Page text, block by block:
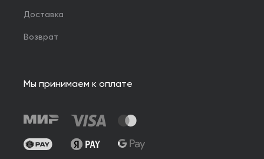
Доставка
Возврат
Мы принимаем к оплате